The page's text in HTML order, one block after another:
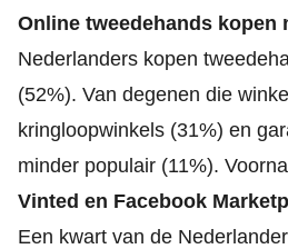
Online tweedehands kopen
Nederlanders kopen
(52%). Van degenen die
kringloopwinkels (31%) en
minder populair (11%).
Vinted en Facebook
Een kwart van de